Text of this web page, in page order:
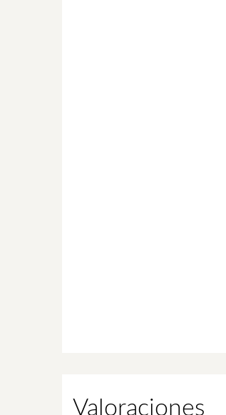
Valoraciones